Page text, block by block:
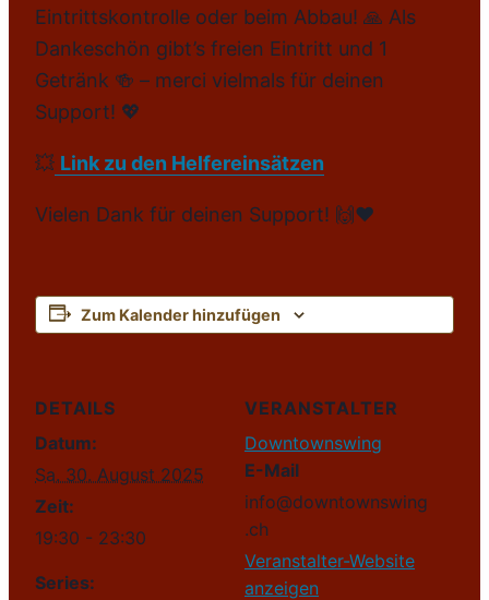
Eintrittskontrolle oder beim Abbau! 🙏 Als
Dankeschön gibt’s freien Eintritt und 1
Getränk 🍻 – merci vielmals für deinen
Support! 💖
💥 Link zu den Helfereinsätzen
Vielen Dank für deinen Support! 🙌❤️
Zum Kalender hinzufügen
DETAILS
Datum:
Sa. 30. August 2025
Zeit:
19:30 - 23:30
Series:
VERANSTALTER
Downtownswing
E-Mail
info@downtownswing
.ch
Veranstalter-Website
anzeigen